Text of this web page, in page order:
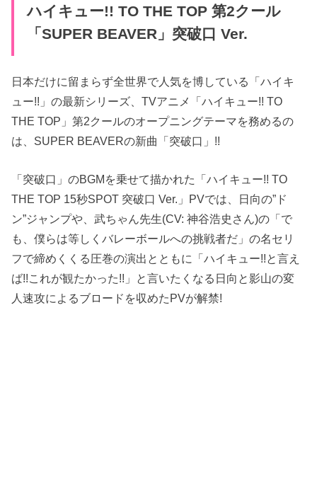
ハイキュー!! TO THE TOP 第2クール
「SUPER BEAVER」突破口 Ver.
日本だけに留まらず全世界で人気を博している「ハイキ
ュー!!」の最新シリーズ、TVアニメ「ハイキュー!! TO
THE TOP」第2クールのオープニングテーマを務めるの
は、SUPER BEAVERの新曲「突破口」!!
「突破口」のBGMを乗せて描かれた「ハイキュー!! TO
THE TOP 15秒SPOT 突破口 Ver.」PVでは、日向の”ド
ン”ジャンプや、武ちゃん先生(CV: 神谷浩史さん)の「で
も、僕らは等しくバレーボールへの挑戦者だ」の名セリ
フで締めくくる圧巻の演出とともに「ハイキュー!!と言え
ば!!これが観たかった!!」と言いたくなる日向と影山の変
人速攻によるブロードを収めたPVが解禁!